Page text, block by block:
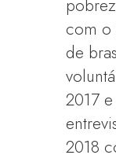
com o
de
2017
2018